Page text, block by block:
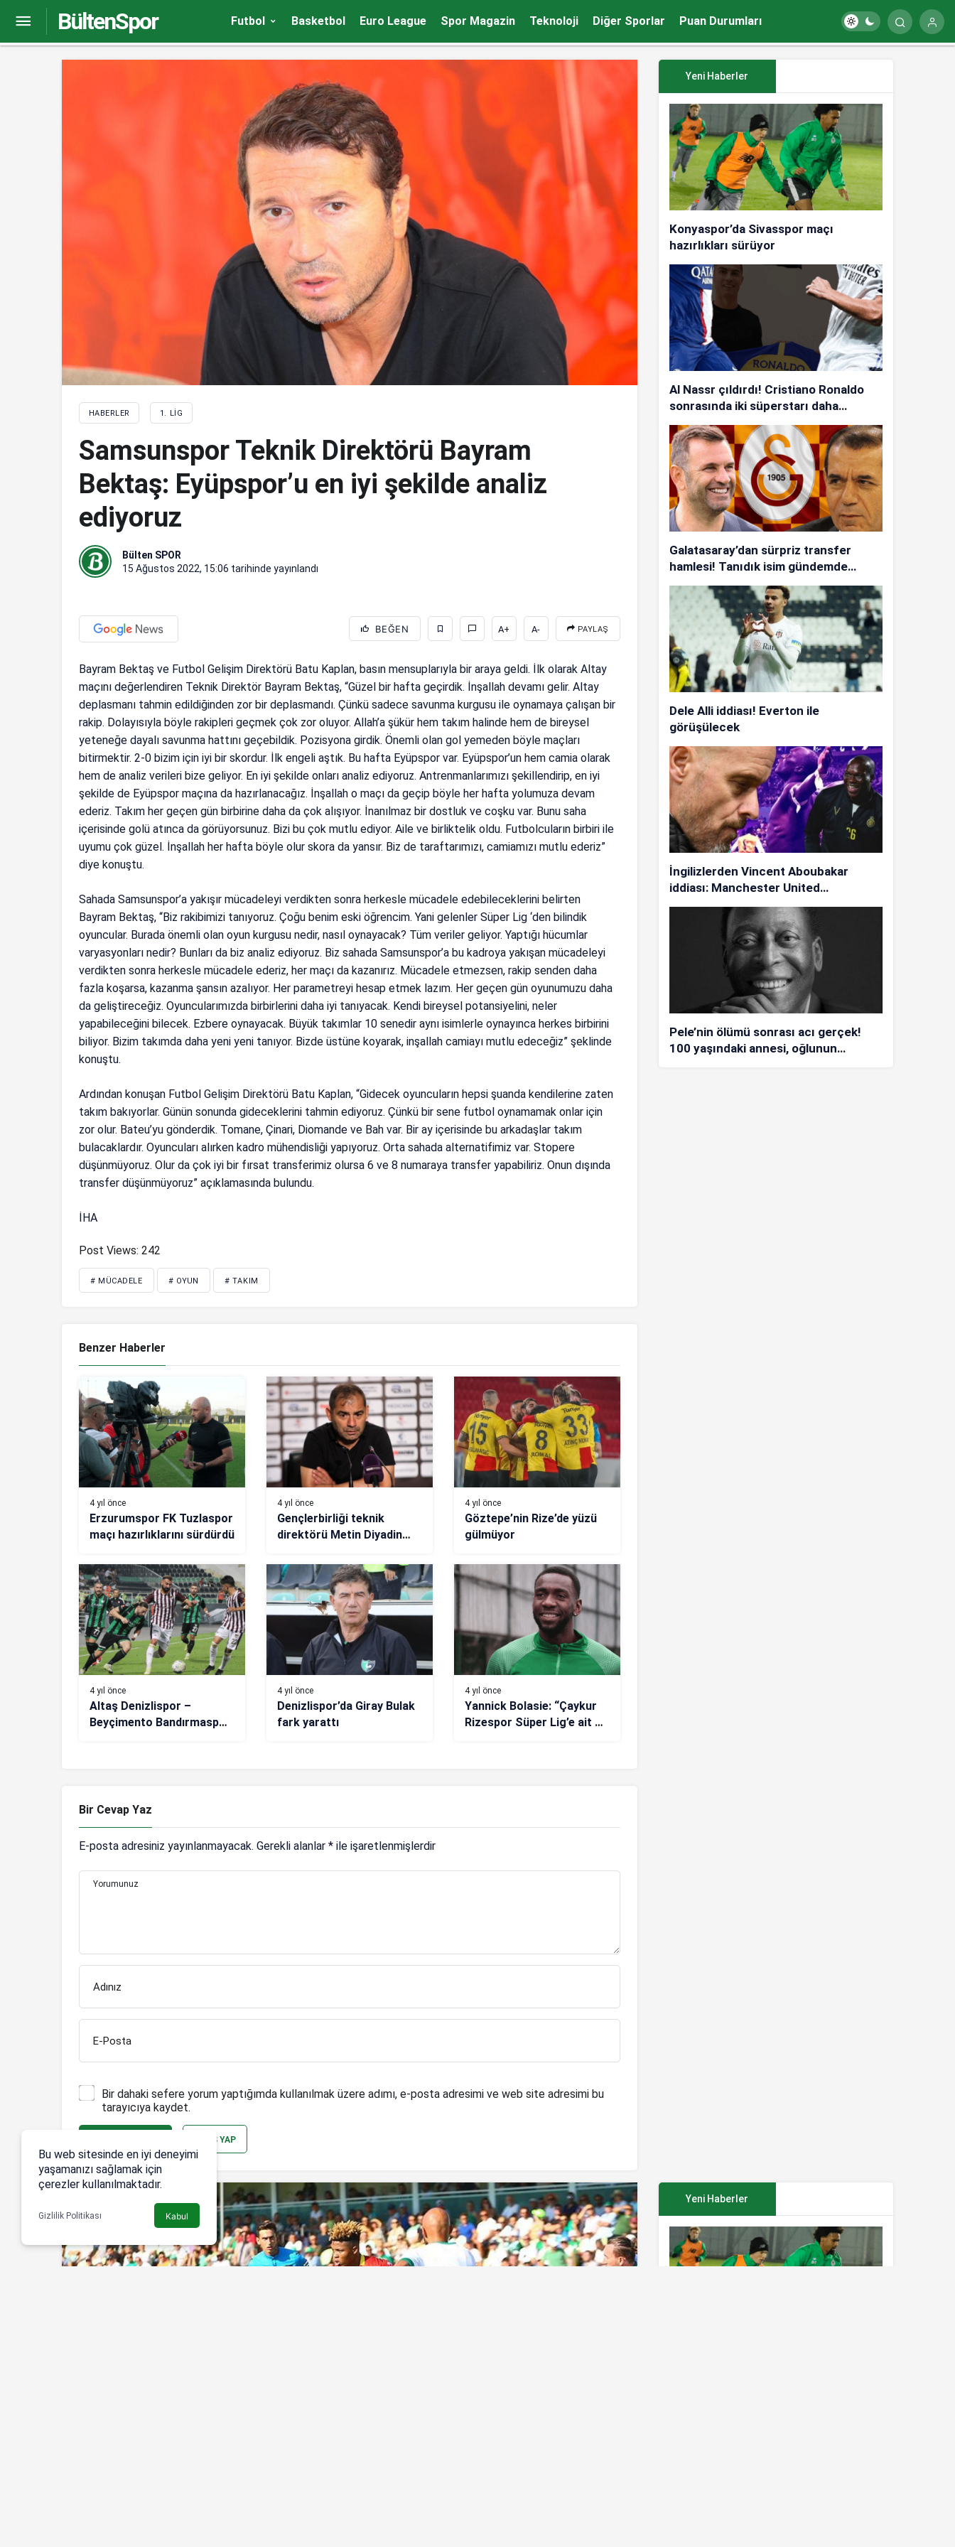
BültenSpor Futbol Basketbol Euro League Spor Magazin Teknoloji Diğer Sporlar Puan Durumları
HABERLER 1. LIG
Samsunspor Teknik Direktörü Bayram
Bektaş: Eyüpspor’u en iyi şekilde analiz
ediyoruz
Bülten SPOR
15 Ağustos 2022, 15:06 tarihinde yayınlandı
BEĞEN A+ A- PAYLAŞ
Bayram Bektaş ve Futbol Gelişim Direktörü Batu Kaplan, basın mensuplarıyla bir araya geldi. İlk olarak Altay
maçını değerlendiren Teknik Direktör Bayram Bektaş, “Güzel bir hafta geçirdik. İnşallah devamı gelir. Altay
deplasmanı tahmin edildiğinden zor bir deplasmandı. Çünkü sadece savunma kurgusu ile oynamaya çalışan bir
rakip. Dolayısıyla böyle rakipleri geçmek çok zor oluyor. Allah’a şükür hem takım halinde hem de bireysel
yeteneğe dayalı savunma hattını geçebildik. Pozisyona girdik. Önemli olan gol yemeden böyle maçları
bitirmektir. 2-0 bizim için iyi bir skordur. İlk engeli aştık. Bu hafta Eyüpspor var. Eyüpspor’un hem camia olarak
hem de analiz verileri bize geliyor. En iyi şekilde onları analiz ediyoruz. Antrenmanlarımızı şekillendirip, en iyi
şekilde de Eyüpspor maçına da hazırlanacağız. İnşallah o maçı da geçip böyle her hafta yolumuza devam
ederiz. Takım her geçen gün birbirine daha da çok alışıyor. İnanılmaz bir dostluk ve coşku var. Bunu saha
içerisinde golü atınca da görüyorsunuz. Bizi bu çok mutlu ediyor. Aile ve birliktelik oldu. Futbolcuların birbiri ile
uyumu çok güzel. İnşallah her hafta böyle olur skora da yansır. Biz de taraftarımızı, camiamızı mutlu ederiz”
diye konuştu.
Sahada Samsunspor’a yakışır mücadeleyi verdikten sonra herkesle mücadele edebileceklerini belirten
Bayram Bektaş, “Biz rakibimizi tanıyoruz. Çoğu benim eski öğrencim. Yani gelenler Süper Lig ‘den bilindik
oyuncular. Burada önemli olan oyun kurgusu nedir, nasıl oynayacak? Tüm veriler geliyor. Yaptığı hücumlar
varyasyonları nedir? Bunları da biz analiz ediyoruz. Biz sahada Samsunspor’a bu kadroya yakışan mücadeleyi
verdikten sonra herkesle mücadele ederiz, her maçı da kazanırız. Mücadele etmezsen, rakip senden daha
fazla koşarsa, kazanma şansın azalıyor. Her parametreyi hesap etmek lazım. Her geçen gün oyunumuzu daha
da geliştireceğiz. Oyuncularımızda birbirlerini daha iyi tanıyacak. Kendi bireysel potansiyelini, neler
yapabileceğini bilecek. Ezbere oynayacak. Büyük takımlar 10 senedir aynı isimlerle oynayınca herkes birbirini
biliyor. Bizim takımda daha yeni yeni tanıyor. Bizde üstüne koyarak, inşallah camiayı mutlu edeceğiz” şeklinde
konuştu.
Ardından konuşan Futbol Gelişim Direktörü Batu Kaplan, “Gidecek oyuncuların hepsi şuanda kendilerine zaten
takım bakıyorlar. Günün sonunda gideceklerini tahmin ediyoruz. Çünkü bir sene futbol oynamamak onlar için
zor olur. Bateu’yu gönderdik. Tomane, Çinari, Diomande ve Bah var. Bir ay içerisinde bu arkadaşlar takım
bulacaklardır. Oyuncuları alırken kadro mühendisliği yapıyoruz. Orta sahada alternatifimiz var. Stopere
düşünmüyoruz. Olur da çok iyi bir fırsat transferimiz olursa 6 ve 8 numaraya transfer yapabiliriz. Onun dışında
transfer düşünmüyoruz” açıklamasında bulundu.
İHA
Post Views: 242
# MÜCADELE # OYUN # TAKIM
Benzer Haberler
4 yıl önce
Erzurumspor FK Tuzlaspor
maçı hazırlıklarını sürdürdü
4 yıl önce
Gençlerbirliği teknik
direktörü Metin Diyadin
performansından memnun
4 yıl önce
Göztepe’nin Rize’de yüzü
gülmüyor
4 yıl önce
Altaş Denizlispor –
Beyçimento Bandırmaspor:
4 yıl önce
Denizlispor’da Giray Bulak
fark yarattı
4 yıl önce
Yannick Bolasie: “Çaykur
Rizespor Süper Lig’e ait bir
Bir Cevap Yaz
E-posta adresiniz yayınlanmayacak. Gerekli alanlar * ile işaretlenmişlerdir
Yorumunuz
Adınız
E-Posta
Bir dahaki sefere yorum yaptığımda kullanılmak üzere adımı, e-posta adresimi ve web site adresimi bu
tarayıcıya kaydet.
GIRIŞ YAP
Yeni Haberler
Konyaspor’da Sivasspor maçı
hazırlıkları sürüyor
Al Nassr çıldırdı! Cristiano Ronaldo
sonrasında iki süperstarı daha
istiyorlar…
Galatasaray’dan sürpriz transfer
hamlesi! Tanıdık isim gündemde…
Dele Alli iddiası! Everton ile
görüşülecek
İngilizlerden Vincent Aboubakar
iddiası: Manchester United…
Pele’nin ölümü sonrası acı gerçek!
100 yaşındaki annesi, oğlunun
Yeni Malatyaspor 1. Lig’e mağlubiyetle başladı
Yeni Haberler
Bu web sitesinde en iyi deneyimi
yaşamanızı sağlamak için
çerezler kullanılmaktadır.
Gizlilik Politikası Kabul